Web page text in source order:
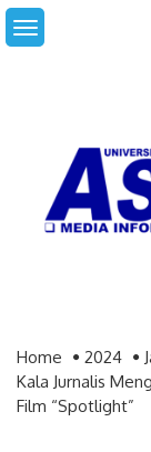
Skip
to
Home 2024
Kala Jurnalis
Film “Spotlight”